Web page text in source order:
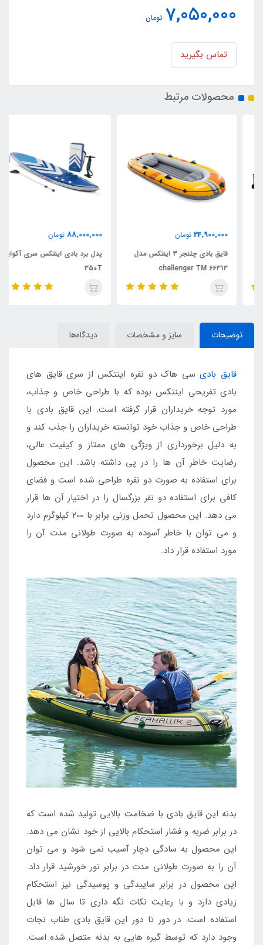
7,050,000 تومان
تماس بگیرید
محصولات مرتبط
24,900,000 تومان
قایق بادی چلنجر 3 اینتکس مدل
challenger TM 66313
88,000,000 تومان
پدل برد بادی اینتکس سری آکواپرو
350T
توضیحات سایز و مشخصات دیدگاه‌ها
قایق بادیسی هاک دو نفره اینتکس از سری قایق های
بادی تفریحی اینتکس بوده که با طراحی خاص و جذاب،
مورد توجه خریداران قرار گرفته است. این قایق بادی با
طراحی خاص و جذاب خود توانسته خریداران را جذب کند و
به دلیل برخورداری از ویژگی های ممتاز و کیفیت عالی،
رضایت خاطر آن ها را در پی داشته باشد. این محصول
برای استفاده به صورت دو نفره طراحی شده است و فضای
کافی برای استفاده دو نفر بزرگسال را در اختیار آن ها قرار
می دهد. این محصول تحمل وزنی برابر با 200 کیلوگرم دارد
و می توان با خاطر آسوده به صورت طولانی مدت آن را
مورد استفاده قرار داد.
بدنه این قایق بادی با ضخامت بالایی تولید شده است که
در برابر ضربه و فشار استحکام بالایی از خود نشان می دهد.
این محصول به سادگی دچار آسیب نمی شود و می توان
آن را به صورت طولانی مدت در برابر نور خورشید قرار داد.
این محصول در برابر ساییدگی و پوسیدگی نیز استحکام
زیادی دارد و با رعایت نکات نگه داری تا سال ها قابل
استفاده است. در دور تا دور این قایق بادی طناب نجات
وجود دارد که توسط گیره هایی به بدنه متصل شده است.